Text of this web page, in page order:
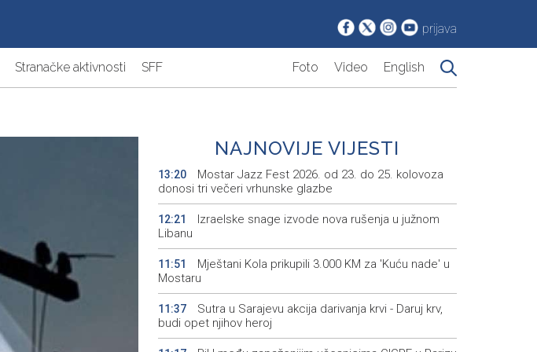
prijava
Stranačke aktivnosti SFF Foto Video English
NAJNOVIJE VIJESTI
13:20
Mostar Jazz Fest 2026. od 23. do 25. kolovoza
donosi tri večeri vrhunske glazbe
12:21
Izraelske snage izvode nova rušenja u južnom
Libanu
11:51
Mještani Kola prikupili 3.000 KM za 'Kuću nade' u
Mostaru
11:37
Sutra u Sarajevu akcija darivanja krvi - Daruj krv,
budi opet njihov heroj